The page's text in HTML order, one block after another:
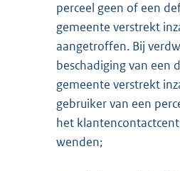
perceel geen of een
gemeente verstrekt
aangetroffen. Bij
beschadiging van een
gemeente verstrekt
gebruiker van een
het
wenden;